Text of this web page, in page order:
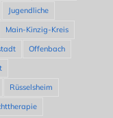
Jugendliche
Main-Kinzig-Kreis
Offenbach
Rüsselsheim